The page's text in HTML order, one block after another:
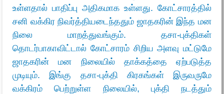
உள்ளதால் பாதிப்பு அதிகமாக உள்ளது. கோட்சாரத்தில்
சனி வக்கிர நிவர்த்தியடைந்ததும் ஜாதகரின் இந்த மன
நிலை மாறத்துவங்கும். தசா-புக்திகள்
தொடர்பாகாவிட்டால் கோட்சாரம் சிறிய அளவு மட்டுமே
ஜாதகரின் மன நிலையில் தாக்கத்தை ஏற்படுத்த
முடியும். இங்கு தசா-புக்தி கிரகங்கள் இருவருமே
வக்கிரம் பெற்றுள்ள நிலையில், புக்தி நடத்தும்